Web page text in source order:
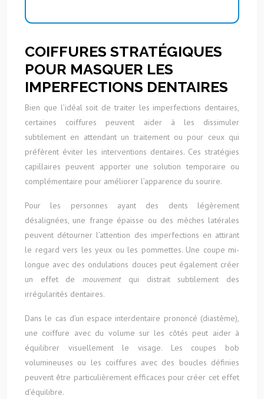
COIFFURES STRATÉGIQUES
POUR MASQUER LES
IMPERFECTIONS DENTAIRES
Bien que l’idéal soit de traiter les imperfections dentaires,
certaines coiffures peuvent aider à les dissimuler
subtilement en attendant un traitement ou pour ceux qui
préfèrent éviter les interventions dentaires. Ces stratégies
capillaires peuvent apporter une solution temporaire ou
complémentaire pour améliorer l’apparence du sourire.
Pour les personnes ayant des dents légèrement
désalignées, une frange épaisse ou des mèches latérales
peuvent détourner l’attention des imperfections en attirant
le regard vers les yeux ou les pommettes. Une coupe mi-
longue avec des ondulations douces peut également créer
un effet demouvement qui distrait subtilement des
irrégularités dentaires.
Dans le cas d’un espace interdentaire prononcé (diastème),
une coiffure avec du volume sur les côtés peut aider à
équilibrer visuellement le visage. Les coupes bob
volumineuses ou les coiffures avec des boucles définies
peuvent être particulièrement efficaces pour créer cet effet
d’équilibre.